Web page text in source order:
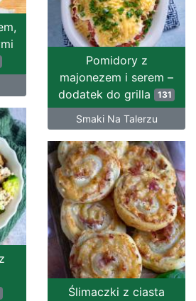
Pomidory z
majonezem i serem –
dodatek do grilla
131
Smaki Na Talerzu
Ślimaczki z ciasta